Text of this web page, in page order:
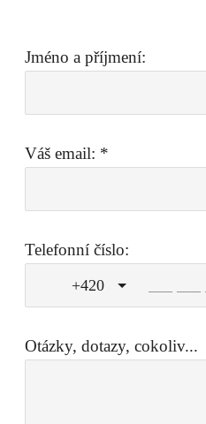
Jméno a příjmení:
Váš email: *
Telefonní číslo:
+420
Otázky, dotazy, cokoliv...